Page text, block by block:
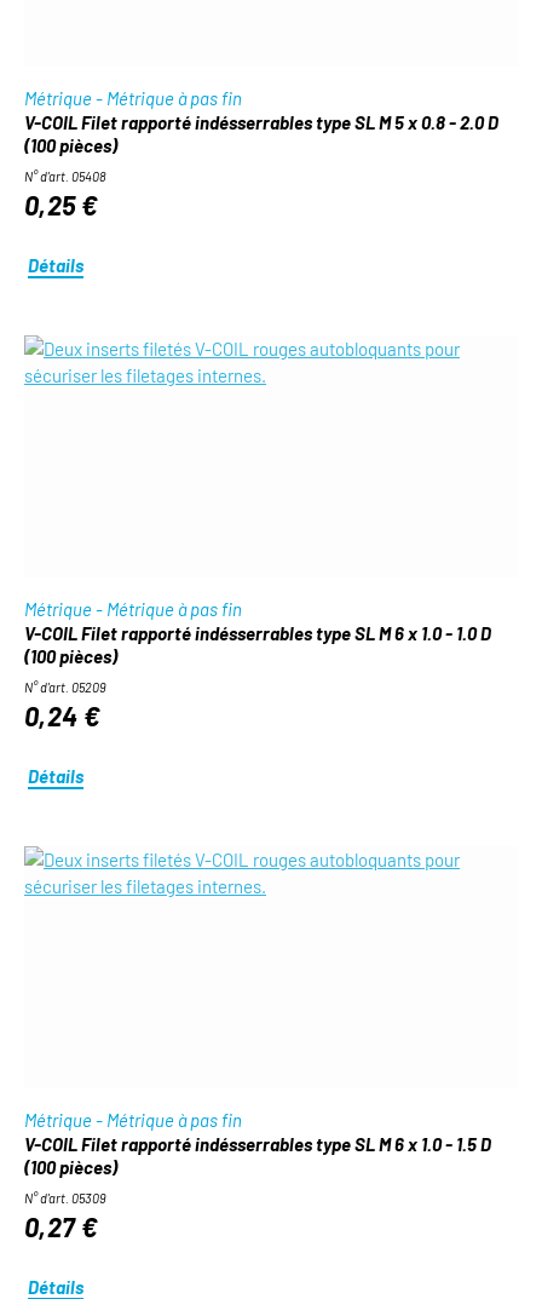
Métrique - Métrique à pas fin
V-COIL Filet rapporté indésserrables type SL M 5 x 0.8 - 2.0 D
(100 pièces)
N° d'art. 05408
0,25 €
Détails
Métrique - Métrique à pas fin
V-COIL Filet rapporté indésserrables type SL M 6 x 1.0 - 1.0 D
(100 pièces)
N° d'art. 05209
0,24 €
Détails
Métrique - Métrique à pas fin
V-COIL Filet rapporté indésserrables type SL M 6 x 1.0 - 1.5 D
(100 pièces)
N° d'art. 05309
0,27 €
Détails